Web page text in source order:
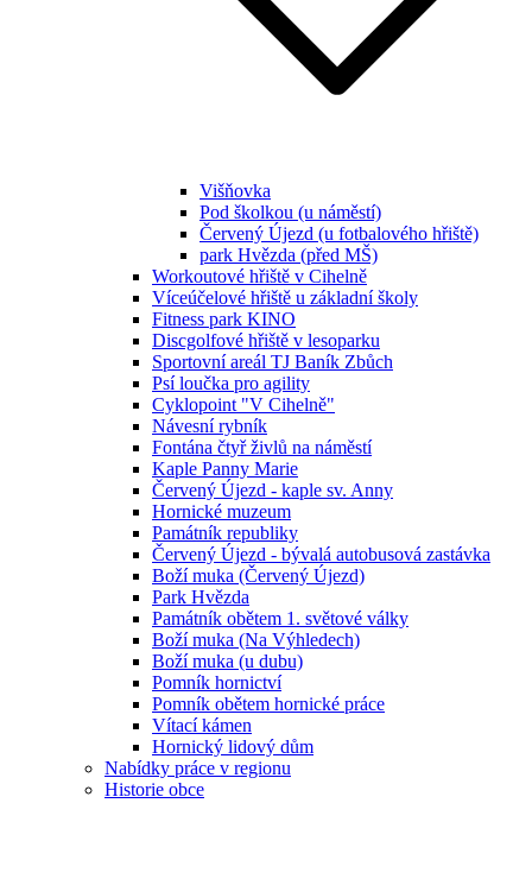
Višňovka
Pod školkou (u náměstí)
Červený Újezd (u fotbalového hřiště)
park Hvězda (před MŠ)
Workoutové hřiště v Cihelně
Víceúčelové hřiště u základní školy
Fitness park KINO
Discgolfové hřiště v lesoparku
Sportovní areál TJ Baník Zbůch
Psí loučka pro agility
Cyklopoint "V Cihelně"
Návesní rybník
Fontána čtyř živlů na náměstí
Kaple Panny Marie
Červený Újezd - kaple sv. Anny
Hornické muzeum
Památník republiky
Červený Újezd - bývalá autobusová zastávka
Boží muka (Červený Újezd)
Park Hvězda
Památník obětem 1. světové války
Boží muka (Na Výhledech)
Boží muka (u dubu)
Pomník hornictví
Pomník obětem hornické práce
Vítací kámen
Hornický lidový dům
Nabídky práce v regionu
Historie obce